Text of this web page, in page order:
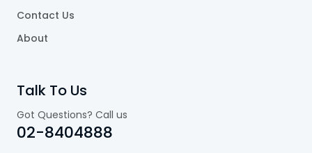
Contact Us
About
Talk To Us
Got Questions? Call us
02-8404888